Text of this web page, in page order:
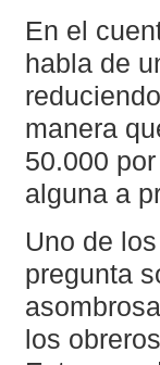
En el
habla de
manera
50.000
alguna a
Uno de
pregunta
los